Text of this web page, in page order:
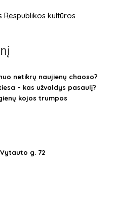
kultūros
netikrų naujienų chaoso?
– kas užvaldys pasaulį?
kojos trumpos
g. 72